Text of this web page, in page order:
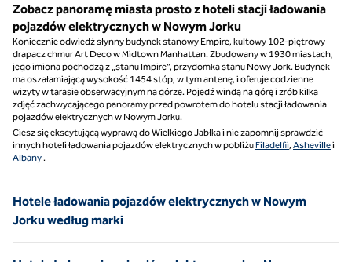
Zobacz panoramę miasta prosto z hoteli stacji ładowania
pojazdów elektrycznych w Nowym Jorku
Koniecznie odwiedź słynny budynek stanowy Empire, kultowy 102-piętrowy
drapacz chmur Art Deco w Midtown Manhattan. Zbudowany w 1930 miastach,
jego imiona pochodzą z „stanu Impire”, przydomka stanu Nowy Jork. Budynek
ma oszałamiającą wysokość 1​454 stóp, w tym antenę, i oferuje codzienne
wizyty w tarasie obserwacyjnym na górze. Pojedź windą na górę i zrób kilka
zdjęć zachwycającego panoramy przed powrotem do hotelu stacji ładowania
pojazdów elektrycznych w Nowym Jorku.
Ciesz się ekscytującą wyprawą do Wielkiego Jabłka i nie zapomnij sprawdzić
innych hoteli ładowania pojazdów elektrycznych w pobliżuFiladelfii, Ashevillei
Albany .
Hotele ładowania pojazdów elektrycznych w Nowym
Jorku według marki